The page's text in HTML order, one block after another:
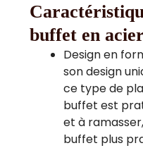
buffet en
Design en
son design
ce type de
buffet est
et à
buffet plus